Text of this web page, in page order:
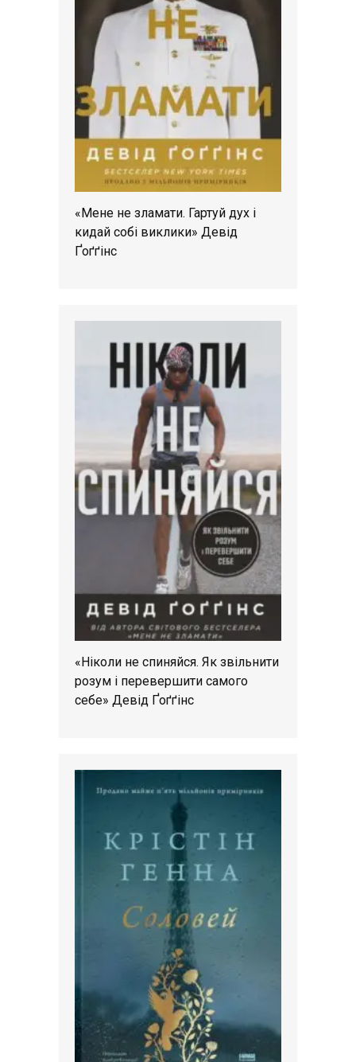
«Мене не зламати. Гартуй дух і
кидай собі виклики» Девід
Ґоґґінс
«Ніколи не спиняйся. Як звільнити
розум і перевершити самого
себе» Девід Ґоґґінс